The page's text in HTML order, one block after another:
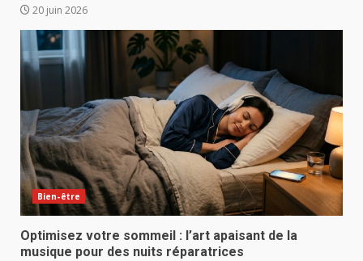
20 juin 2026
Bien-être
Optimisez votre sommeil : l’art apaisant de la
musique pour des nuits réparatrices